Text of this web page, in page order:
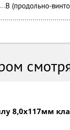
B (продольно-
8,0х117мм